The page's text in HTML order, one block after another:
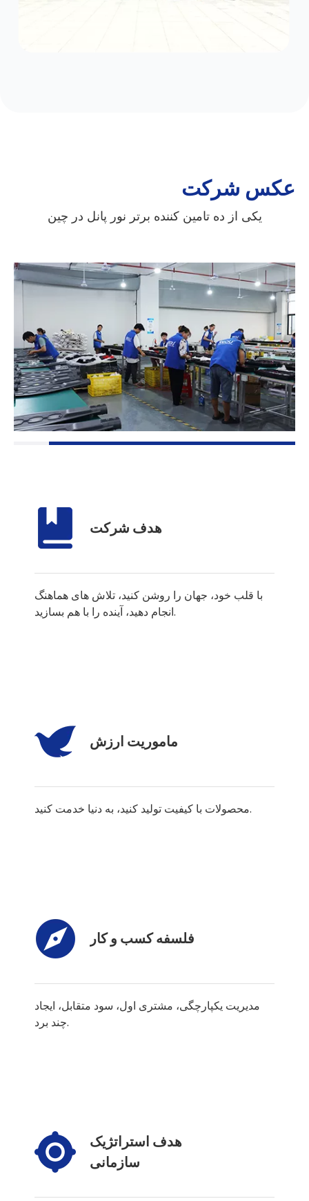
عکس شرکت
یکی از ده تامین کننده برتر نور پانل در چین
هدف شرکت
با قلب خود، جهان را روشن کنید، تلاش های هماهنگ
انجام دهید، آینده را با هم بسازید.
ماموریت ارزش
محصولات با کیفیت تولید کنید، به دنیا خدمت کنید.
فلسفه کسب و کار
مدیریت یکپارچگی، مشتری اول، سود متقابل، ایجاد
چند برد.
هدف استراتژیک
سازمانی